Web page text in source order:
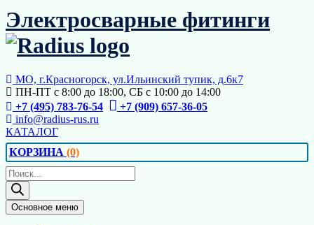
Перейти
к
содержимому
Электросварные фитинги
МО, г.Красногорск, ул.Ильинский тупик, д.6к7
ПН-ПТ с 8:00 до 18:00, СБ с 10:00 до 14:00
+7 (495) 783-76-54
+7 (909) 657-36-05
info@radius-rus.ru
КАТАЛОГ
КОРЗИНА (0)
Поиск
товаров
Основное меню